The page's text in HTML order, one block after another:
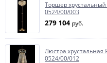
Торшер хрустальный
0524/00/003
279 104 руб.
Люстра хрустальная
0524/00/012